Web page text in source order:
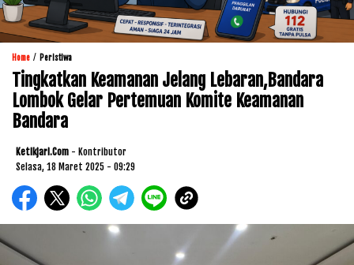
Home / Peristiwa
Tingkatkan Keamanan Jelang Lebaran,Bandara
Lombok Gelar Pertemuan Komite Keamanan
Bandara
Ketikjari.com - Kontributor
Selasa, 18 Maret 2025 - 09:29